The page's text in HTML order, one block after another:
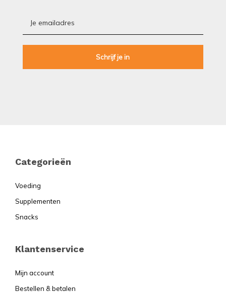
Footer
Categorieën
Voeding
Supplementen
Snacks
Klantenservice
Mijn account
Bestellen & betalen